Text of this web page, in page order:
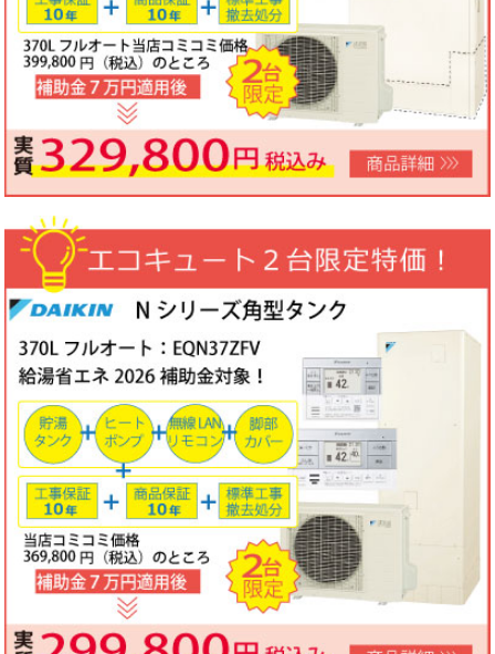
2026年05月22日
お知らせ
ノーリツ・リンナイ・パロマ製品の値上げに伴う価格改定について
2026年05月18日
目玉商品
ノーリツビルトインコンロ「N3WV6M」工事費コミコミ特価！今
なら「ロティプレートS」プレゼント！3台限定コミコミ価格
79,800円！数量限定のため、なくなり次第終了となります。
2026年05月15日
目玉商品
パロマ屋外式エコジョーズふろ給湯器台数限定大特価！20号オート
FH-E2011SAWL(K)マルチリモコンセットMFC-250V・標準工事費
（処分込）10年商品・工事保証付
コミコミ価格136,800円～